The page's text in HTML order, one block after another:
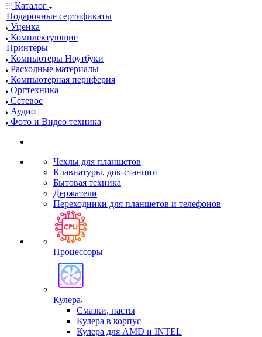
Каталог
Подарочные сертификаты
Уценка
Комплектующие
Принтеры
Компьютеры Ноутбуки
Расходные материалы
Компьютерная периферия
Оргтехника
Сетевое
Аудио
Фото и Видео техника
Чехлы для планшетов
Клавиатуры, док-станции
Бытовая техника
Держатели
Переходники для планшетов и телефонов
Процессоры
Кулера
Смазки, пасты
Кулера в корпус
Кулера для AMD и INTEL